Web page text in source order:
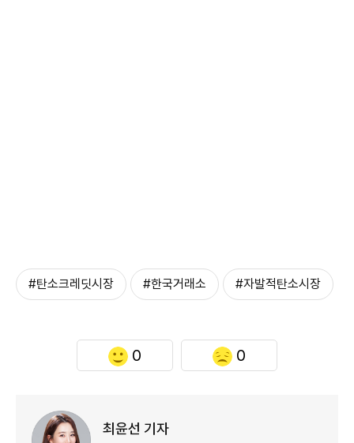
#탄소크레딧시장 #한국거래소 #자발적탄소시장
0 0
최윤선 기자